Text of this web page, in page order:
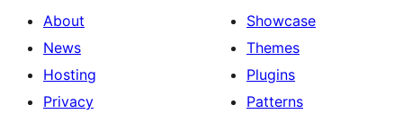
About
News
Hosting
Privacy
Showcase
Themes
Plugins
Patterns